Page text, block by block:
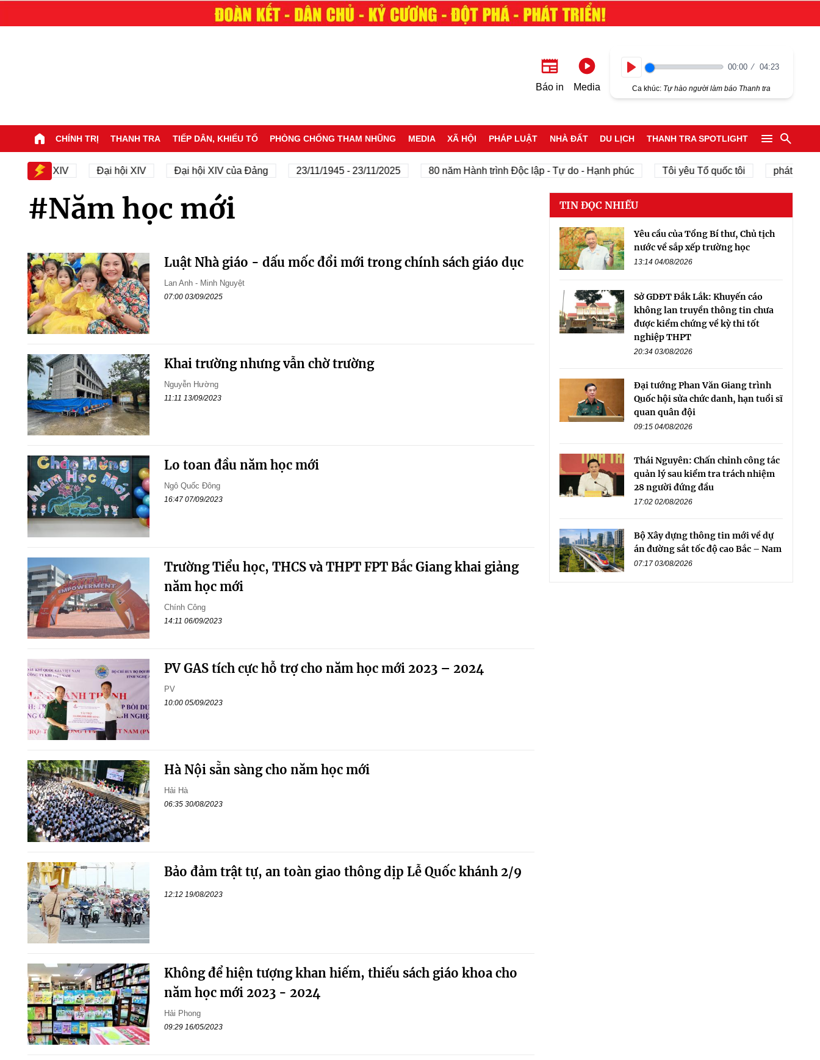
Báo in Media
00:00 04:23
Ca khúc: Tự hào người làm báo Thanh tra
CHÍNH TRỊ THANH TRA TIẾP DÂN, KHIẾU TỐ PHÒNG CHỐNG THAM NHŨNG MEDIA XÃ HỘI PHÁP LUẬT NHÀ ĐẤT DU LỊCH THANH TRA SPOTLIGHT
hội XIV Đại hội XIV Đại hội XIV của Đảng 23/11/1945 - 23/11/2025 80 năm Hành trình Độc lập - Tự do - Hạnh phúc Tôi yêu Tổ quốc tôi phát triển
#Năm học mới
Luật Nhà giáo - dấu mốc đổi mới trong chính sách giáo dục
Lan Anh - Minh Nguyệt
07:00 03/09/2025
Khai trường nhưng vẫn chờ trường
Nguyễn Hường
11:11 13/09/2023
Lo toan đầu năm học mới
Ngô Quốc Đông
16:47 07/09/2023
Trường Tiểu học, THCS và THPT FPT Bắc Giang khai giảng
năm học mới
Chính Công
14:11 06/09/2023
PV GAS tích cực hỗ trợ cho năm học mới 2023 – 2024
PV
10:00 05/09/2023
Hà Nội sẵn sàng cho năm học mới
Hải Hà
06:35 30/08/2023
Bảo đảm trật tự, an toàn giao thông dịp Lễ Quốc khánh 2/9
12:12 19/08/2023
Không để hiện tượng khan hiếm, thiếu sách giáo khoa cho
năm học mới 2023 - 2024
Hải Phong
09:29 16/05/2023
TIN ĐỌC NHIỀU
Yêu cầu của Tổng Bí thư, Chủ tịch
nước về sắp xếp trường học
13:14 04/08/2026
Sở GDĐT Đắk Lắk: Khuyến cáo
không lan truyền thông tin chưa
được kiểm chứng về kỳ thi tốt
nghiệp THPT
20:34 03/08/2026
Đại tướng Phan Văn Giang trình
Quốc hội sửa chức danh, hạn tuổi sĩ
quan quân đội
09:15 04/08/2026
Thái Nguyên: Chấn chỉnh công tác
quản lý sau kiểm tra trách nhiệm
28 người đứng đầu
17:02 02/08/2026
Bộ Xây dựng thông tin mới về dự
án đường sắt tốc độ cao Bắc – Nam
07:17 03/08/2026